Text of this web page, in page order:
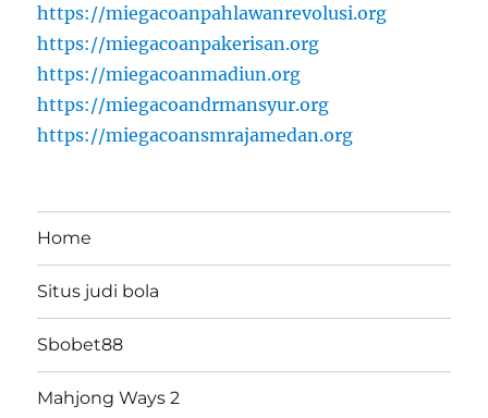
https://miegacoanpahlawanrevolusi.org
https://miegacoanpakerisan.org
https://miegacoanmadiun.org
https://miegacoandrmansyur.org
https://miegacoansmrajamedan.org
Home
Situs judi bola
Sbobet88
Mahjong Ways 2